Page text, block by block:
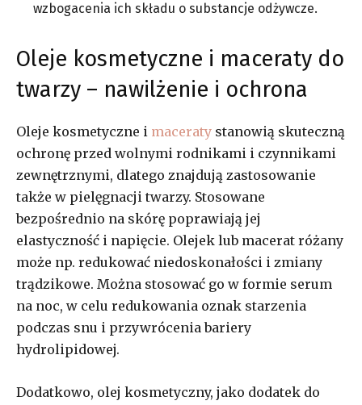
wzbogacenia ich składu o substancje odżywcze.
Oleje kosmetyczne i maceraty do
twarzy – nawilżenie i ochrona
Oleje kosmetyczne i maceraty stanowią skuteczną
ochronę przed wolnymi rodnikami i czynnikami
zewnętrznymi, dlatego znajdują zastosowanie
także w pielęgnacji twarzy. Stosowane
bezpośrednio na skórę poprawiają jej
elastyczność i napięcie. Olejek lub macerat różany
może np. redukować niedoskonałości i zmiany
trądzikowe. Można stosować go w formie serum
na noc, w celu redukowania oznak starzenia
podczas snu i przywrócenia bariery
hydrolipidowej.
Dodatkowo, olej kosmetyczny, jako dodatek do